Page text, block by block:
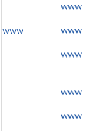
www
www
www
www
www
www